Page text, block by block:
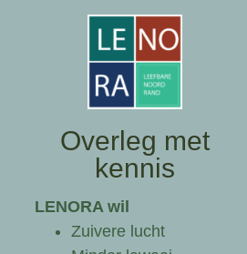
Overleg met
kennis
LENORA wil
Zuivere lucht